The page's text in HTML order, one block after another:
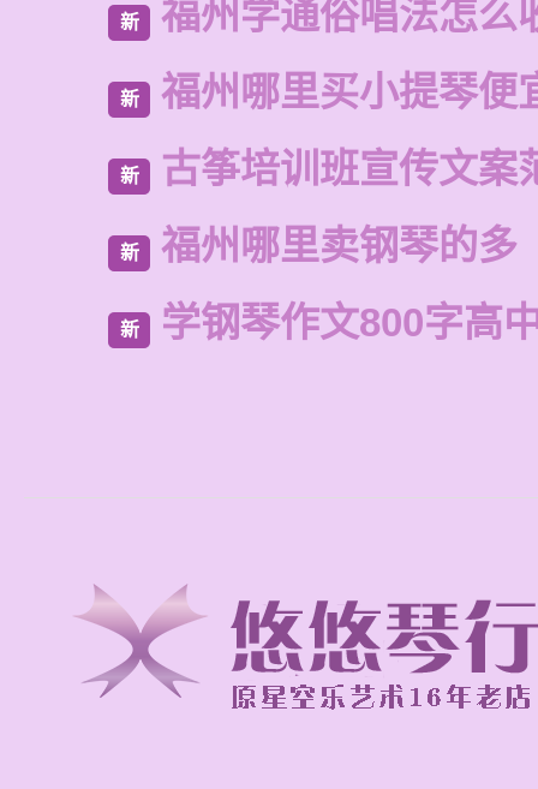
新 福州学通俗唱法怎么
新 福州哪里买小提琴便
新 古筝培训班宣传文案
新 福州哪里卖钢琴的多
新 学钢琴作文800字高